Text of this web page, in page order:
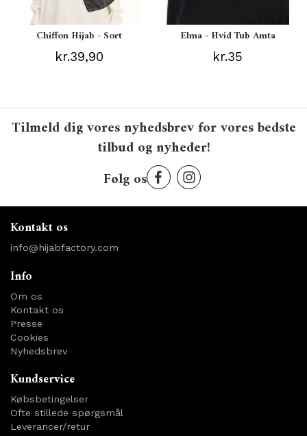
Chiffon Hijab - Sort
kr.39,90
Elma - Hvid Tub Amta
kr.35
Tilmeld dig vores nyhedsbrev for vores bedste
tilbud og nyheder!
Følg os
Kontakt os
info@hijabfactory.com
Info
Om os
Kontakt os
Presse
Cookies
Nyhedsbrev
Kundservice
Købsbetingelser
Ofte stillede spørgsmål
Leverancer/retur